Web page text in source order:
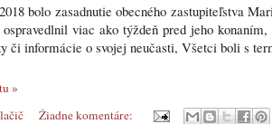
bolo zasadnutie obecného zastupiteľstva
viac ako týždeň pred jeho
či informácie o svojej neučasti, Všetci boli s
»
Žiadne komentáre: